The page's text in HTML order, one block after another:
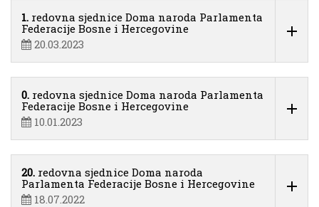
1. redovna sjednice Doma naroda Parlamenta
Federacije Bosne i Hercegovine
20.03.2023
0. redovna sjednice Doma naroda Parlamenta
Federacije Bosne i Hercegovine
10.01.2023
20. redovna sjednice Doma naroda
Parlamenta Federacije Bosne i Hercegovine
18.07.2022